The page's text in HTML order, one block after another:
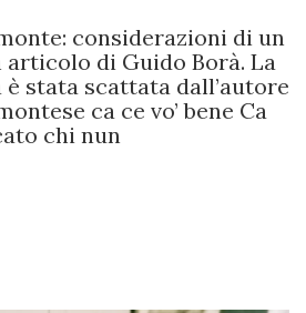
considerazioni di un
articolo di Guido Borà. La
stata scattata dall’autore
ca ce vo’ bene Ca
chi nun